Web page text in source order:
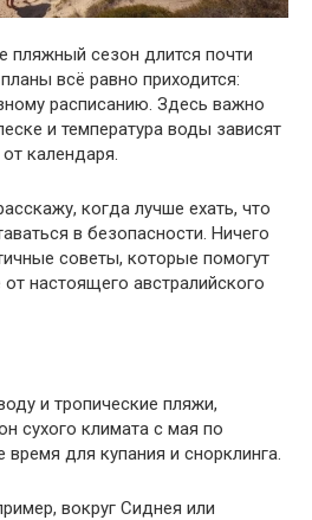
пляжный сезон длится почти
всё равно приходится:
расписанию. Здесь важно
и температура воды зависят
календаря.
когда лучше ехать, что
в безопасности. Ничего
советы, которые помогут
настоящего австралийского
и тропические пляжи,
сухого климата с мая по
для купания и снорклинга.
вокруг Сиднея или